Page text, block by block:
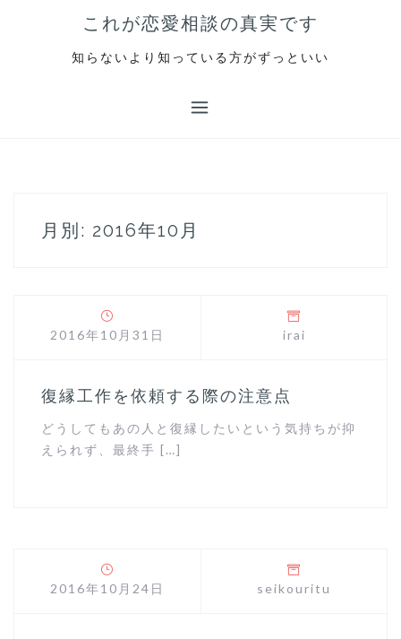
これが恋愛相談の真実です
知らないより知っている方がずっといい
月別: 2016年10月
2016年10月31日 irai
復縁工作を依頼する際の注意点
どうしてもあの人と復縁したいという気持ちが抑
えられず、最終手 […]
2016年10月24日 seikouritu